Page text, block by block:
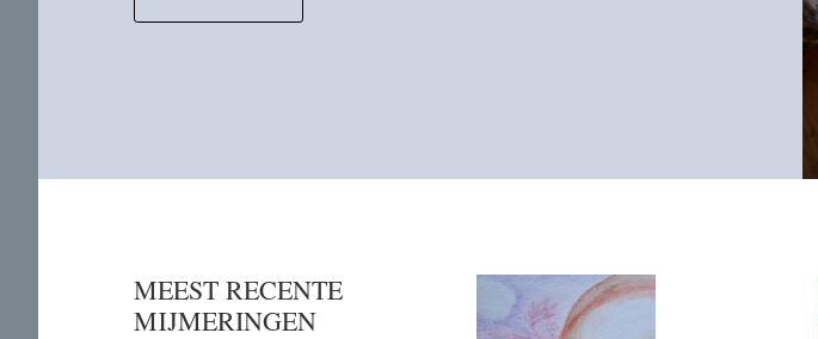
MEEST RECENTE
MIJMERINGEN